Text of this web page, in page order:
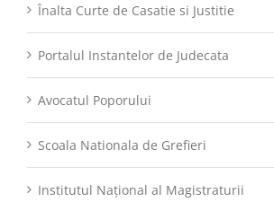
Înalta Curte de Casatie si Justitie
Portalul Instantelor de Judecata
Avocatul Poporului
Scoala Nationala de Grefieri
Institutul Național al Magistraturii